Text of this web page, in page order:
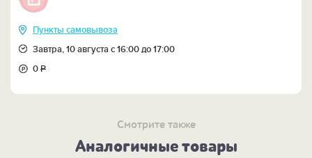
Пункты самовывоза
Завтра, 10 августа с 16:00 до 17:00
0Р
Смотрите также
Аналогичные товары